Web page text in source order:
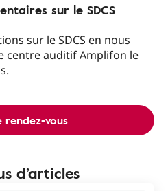
sur le SDCS
sur le SDCS en nous
centre auditif Amplifon le
rendez-vous
d’articles